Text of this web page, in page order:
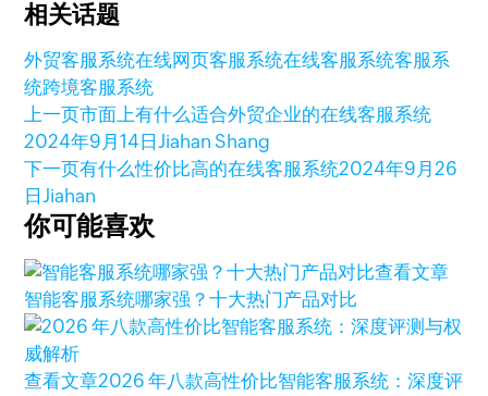
相关话题
外贸客服系统在线网页客服系统在线客服系统客服系
统跨境客服系统
上一页市面上有什么适合外贸企业的在线客服系统
2024年9月14日Jiahan Shang
下一页有什么性价比高的在线客服系统2024年9月26
日Jiahan
你可能喜欢
查看文章
智能客服系统哪家强？十大热门产品对比
查看文章2026 年八款高性价比智能客服系统：深度评